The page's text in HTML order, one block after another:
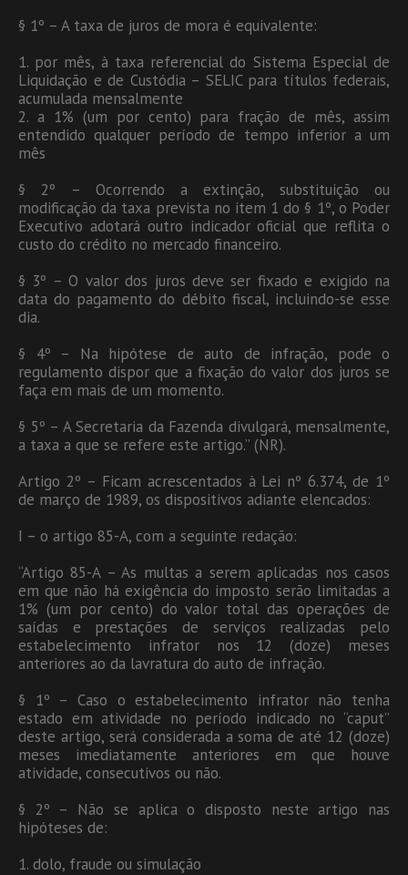
§ 1º – A taxa de juros de mora é equivalente:
1. por mês, à taxa referencial do Sistema Especial de
Liquidação e de Custódia – SELIC para títulos federais,
acumulada mensalmente
2. a 1% (um por cento) para fração de mês, assim
entendido qualquer período de tempo inferior a um
mês
§ 2º – Ocorrendo a extinção, substituição ou
modificação da taxa prevista no item 1 do § 1º, o Poder
Executivo adotará outro indicador oficial que reflita o
custo do crédito no mercado financeiro.
§ 3º – O valor dos juros deve ser fixado e exigido na
data do pagamento do débito fiscal, incluindo-se esse
dia.
§ 4º – Na hipótese de auto de infração, pode o
regulamento dispor que a fixação do valor dos juros se
faça em mais de um momento.
§ 5º – A Secretaria da Fazenda divulgará, mensalmente,
a taxa a que se refere este artigo.” (NR).
Artigo 2º – Ficam acrescentados à Lei nº 6.374, de 1º
de março de 1989, os dispositivos adiante elencados:
I – o artigo 85-A, com a seguinte redação:
“Artigo 85-A – As multas a serem aplicadas nos casos
em que não há exigência do imposto serão limitadas a
1% (um por cento) do valor total das operações de
saídas e prestações de serviços realizadas pelo
estabelecimento infrator nos 12 (doze) meses
anteriores ao da lavratura do auto de infração.
§ 1º – Caso o estabelecimento infrator não tenha
estado em atividade no período indicado no “caput”
deste artigo, será considerada a soma de até 12 (doze)
meses imediatamente anteriores em que houve
atividade, consecutivos ou não.
§ 2º – Não se aplica o disposto neste artigo nas
hipóteses de:
1. dolo, fraude ou simulação